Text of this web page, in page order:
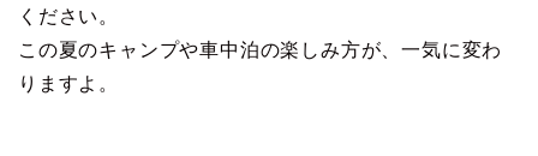
ください。
この夏のキャンプや車中泊の楽しみ方が、一気に変わ
りますよ。